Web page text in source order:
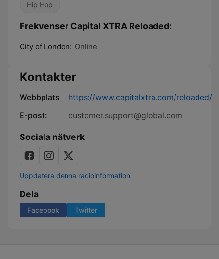
Hip Hop
Frekvenser Capital XTRA Reloaded:
City of London: Online
Kontakter
Webbplats
https://www.capitalxtra.com/reloaded/
E-post:
customer.support@global.com
Sociala nätverk
Uppdatera denna radioinformation
Dela
Facebook Twitter